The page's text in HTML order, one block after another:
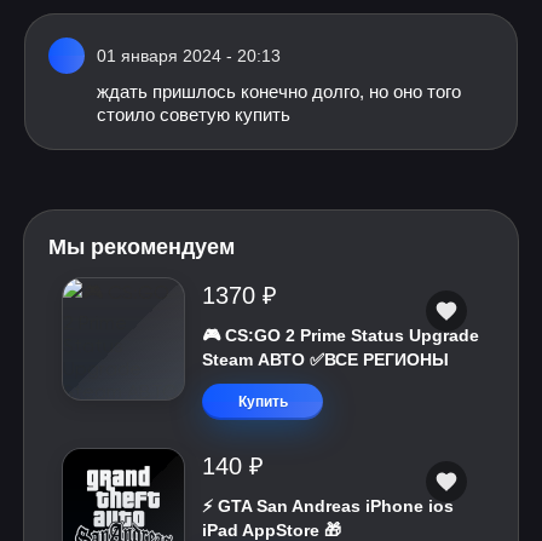
01 января 2024 - 20:13
ждать пришлось конечно долго, но оно того
стоило советую купить
Мы рекомендуем
1370 ₽
🎮 CS:GO 2 Prime Status Upgrade
Steam АВТО ✅ВСЕ РЕГИОНЫ
Купить
140 ₽
⚡️ GTA San Andreas iPhone ios
iPad AppStore 🎁